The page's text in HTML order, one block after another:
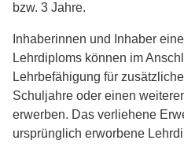
bzw. 3 Jahre.
Inhaberinnen und Inhaber
Lehrdiploms können im
Lehrbefähigung für
Schuljahre oder einen
erwerben. Das verliehene
ursprünglich erworbene